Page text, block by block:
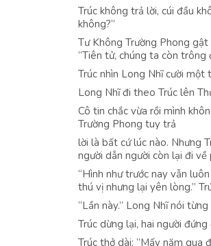
Trúc không trả lời, cúi đầu
không?”
Tư Không Trường Phong
“Tiên tử, chúng ta còn trông
Trúc nhìn Long Nhĩ cười một
Long Nhĩ đi theo Trúc lên
Cô tin chắc vừa rồi mình
Trường Phong tuy trả
lời là bất cứ lúc nào. Nhưng
người dẫn người còn lại đi về
“Hình như trước nay vẫn
thú vị nhưng lại yên lòng.”
“Lần này.” Long Nhĩ nói
Trúc dừng lại, hai người
Trúc thở dài: “Mấy năm qua